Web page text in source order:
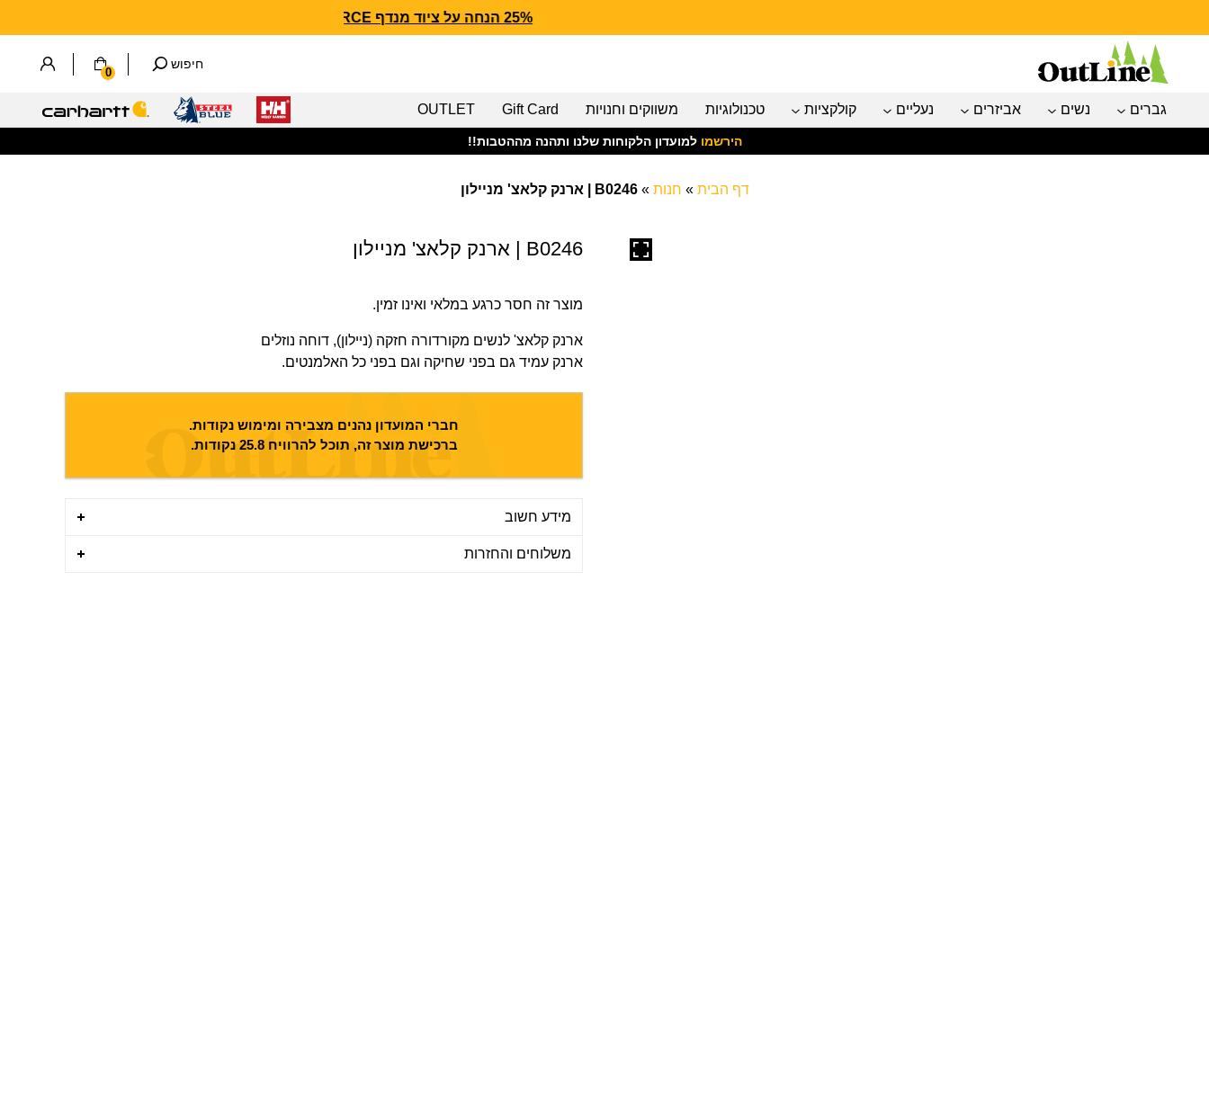
25% הנחה על ציוד מנדף CARHARTT FORCE
חיפוש
0
גברים נשים אביזרים נעליים קולקציות טכנולוגיות משווקים וחנויות Gift Card
OUTLET
הירשמו למועדון הלקוחות שלנו ותהנה מההטבות!!
דף הבית » חנות »B0246 | ארנק קלאצ' מניילון
B0246 | ארנק קלאצ' מניילון
מוצר זה חסר כרגע במלאי ואינו זמין.
ארנק קלאצ' לנשים מקורדורה חזקה (ניילון), דוחה נוזלים
ארנק עמיד גם בפני שחיקה וגם בפני כל האלמנטים.
חברי המועדון נהנים מצבירה ומימוש נקודות.
ברכישת מוצר זה, תוכל להרוויח25.8 נקודות.
מידע חשוב
משלוחים והחזרות